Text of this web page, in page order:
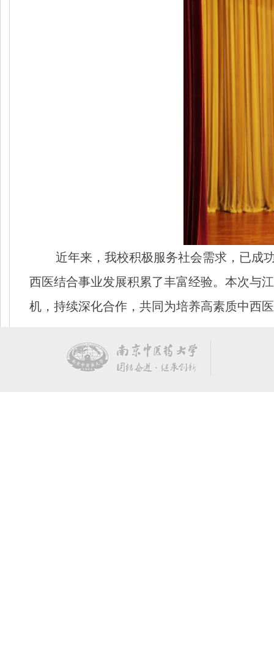
近年来，我校积极服务社会需求，已成
西医结合事业发展积累了丰富经验。本次与
机，持续深化合作，共同为培养高素质中西